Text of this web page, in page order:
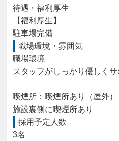
待遇・福利厚生
【福利厚生】
駐車場完備
職場環境・雰囲気
職場環境
スタッフがしっかり優しくサ
喫煙所：喫煙所あり（屋外）
施設裏側に喫煙所あり
採用予定人数
3名